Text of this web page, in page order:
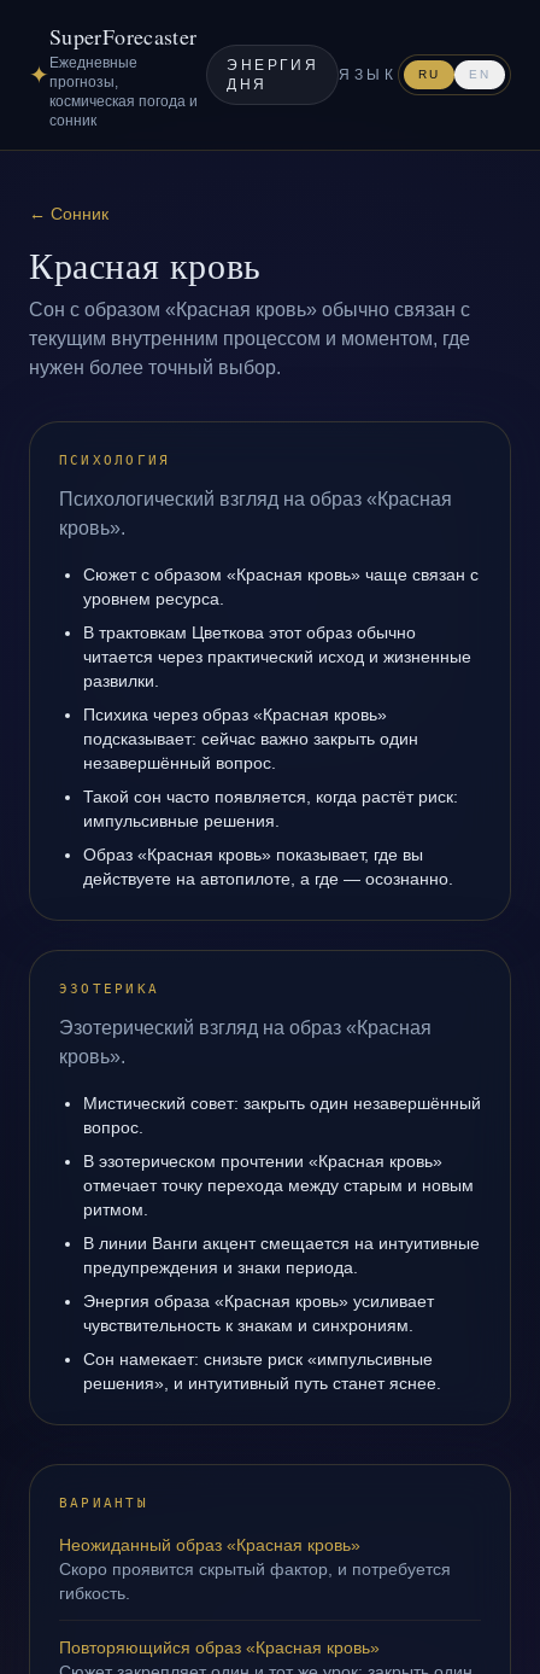
✦
SuperForecaster
Ежедневные
прогнозы,
космическая погода и
сонник
ЭНЕРГИЯ
ДНЯ
ЯЗЫК RU EN
← Сонник
Красная кровь
Сон с образом «Красная кровь» обычно связан с
текущим внутренним процессом и моментом, где
нужен более точный выбор.
ПСИХОЛОГИЯ
Психологический взгляд на образ «Красная
кровь».
Сюжет с образом «Красная кровь» чаще связан с
уровнем ресурса.
В трактовкам Цветкова этот образ обычно
читается через практический исход и жизненные
развилки.
Психика через образ «Красная кровь»
подсказывает: сейчас важно закрыть один
незавершённый вопрос.
Такой сон часто появляется, когда растёт риск:
импульсивные решения.
Образ «Красная кровь» показывает, где вы
действуете на автопилоте, а где — осознанно.
ЭЗОТЕРИКА
Эзотерический взгляд на образ «Красная
кровь».
Мистический совет: закрыть один незавершённый
вопрос.
В эзотерическом прочтении «Красная кровь»
отмечает точку перехода между старым и новым
ритмом.
В линии Ванги акцент смещается на интуитивные
предупреждения и знаки периода.
Энергия образа «Красная кровь» усиливает
чувствительность к знакам и синхрониям.
Сон намекает: снизьте риск «импульсивные
решения», и интуитивный путь станет яснее.
ВАРИАНТЫ
Неожиданный образ «Красная кровь»
Скоро проявится скрытый фактор, и потребуется
гибкость.
Повторяющийся образ «Красная кровь»